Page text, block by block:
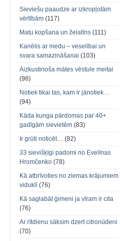
Sieviešu paaudze ar izkropļotām
vērtībām (117)
Matu kopšana un želatīns (111)
Kanēlis ar medu – veselībai un
svara samazināšanai (103)
Aizkustinoša mātes vēstule meitai
(98)
Notiek tikai tas, kam ir jānotiek…
(94)
Kāda kunga pārdomas par 40+
gadīgām sievietēm (83)
Ir grūti noticēt… (82)
33 sievišķīgi padomi no Evelīnas
Hromčenko (78)
Kā atbrīvoties no ziemas krājumiem
viduklī(76)
Kā saglabāt ģimeni ja vīram ir cita
(76)
Ar rītdienu sāksim dzert citronūdeni
(70)